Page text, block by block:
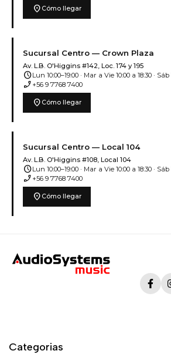
location_on Cómo llegar
Sucursal Centro — Crown Plaza
Av. L.B. O'Higgins #142, Loc. 174 y 195
scheduleLun 10:00–19:00 · Mar a Vie 10:00 a 18:30 · Sáb
phone_enabled +56 9 7768 7400
location_on Cómo llegar
Sucursal Centro — Local 104
Av. L.B. O'Higgins #108, Local 104
scheduleLun 10:00–19:00 · Mar a Vie 10:00 a 18:30 · Sáb
phone_enabled +56 9 7768 7400
location_on Cómo llegar
Categorias